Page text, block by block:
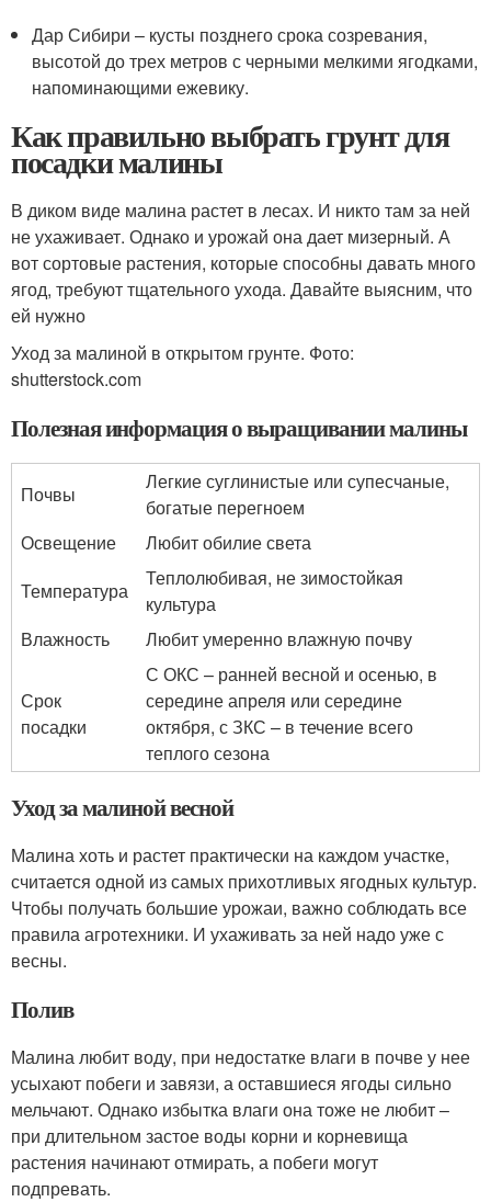
Дар Сибири – кусты позднего срока созревания,
высотой до трех метров с черными мелкими ягодками,
напоминающими ежевику.
Как правильно выбрать грунт для
посадки малины
В диком виде малина растет в лесах. И никто там за ней
не ухаживает. Однако и урожай она дает мизерный. А
вот сортовые растения, которые способны давать много
ягод, требуют тщательного ухода. Давайте выясним, что
ей нужно
Уход за малиной в открытом грунте. Фото:
shutterstock.com
Полезная информация о выращивании малины
Почвы
Легкие суглинистые или супесчаные,
богатые перегноем
Освещение
Любит обилие света
Температура
Теплолюбивая, не зимостойкая
культура
Влажность
Любит умеренно влажную почву
Срок
посадки
С ОКС – ранней весной и осенью, в
середине апреля или середине
октября, с ЗКС – в течение всего
теплого сезона
Уход за малиной весной
Малина хоть и растет практически на каждом участке,
считается одной из самых прихотливых ягодных культур.
Чтобы получать большие урожаи, важно соблюдать все
правила агротехники. И ухаживать за ней надо уже с
весны.
Полив
Малина любит воду, при недостатке влаги в почве у нее
усыхают побеги и завязи, а оставшиеся ягоды сильно
мельчают. Однако избытка влаги она тоже не любит –
при длительном застое воды корни и корневища
растения начинают отмирать, а побеги могут
подпревать.